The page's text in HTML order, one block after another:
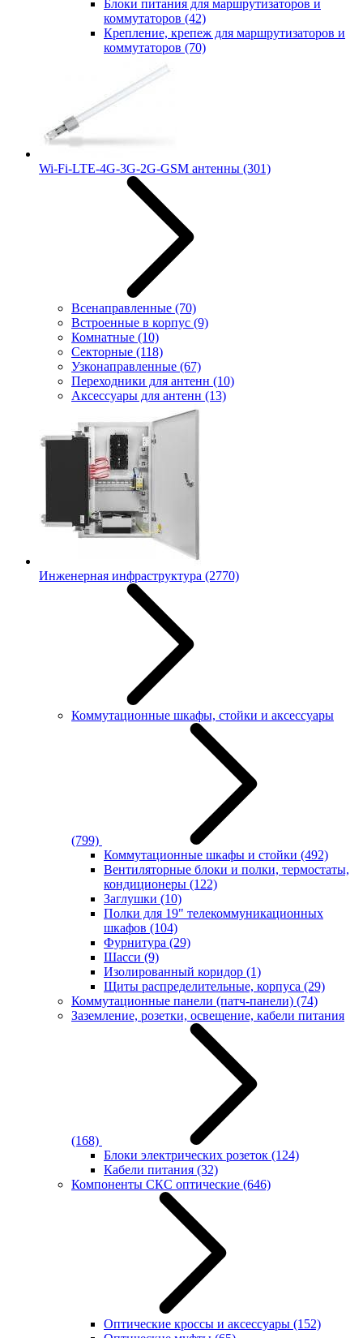
Блоки питания для маршрутизаторов и
коммутаторов (42)
Крепление, крепеж для маршрутизаторов и
коммутаторов (70)
Wi-Fi-LTE-4G-3G-2G-GSM антенны (301)
Всенаправленные (70)
Встроенные в корпус (9)
Комнатные (10)
Секторные (118)
Узконаправленные (67)
Переходники для антенн (10)
Аксессуары для антенн (13)
Инженерная инфраструктура (2770)
Коммутационные шкафы, стойки и аксессуары
(799)
Коммутационные шкафы и стойки (492)
Вентиляторные блоки и полки, термостаты,
кондиционеры (122)
Заглушки (10)
Полки для 19" телекоммуникационных
шкафов (104)
Фурнитура (29)
Шасси (9)
Изолированный коридор (1)
Щиты распределительные, корпуса (29)
Коммутационные панели (патч-панели) (74)
Заземление, розетки, освещение, кабели питания
(168)
Блоки электрических розеток (124)
Кабели питания (32)
Компоненты СКС оптические (646)
Оптические кроссы и аксессуары (152)